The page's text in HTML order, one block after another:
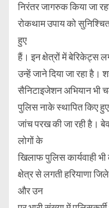
निरंतर जागरुक किया जा
रोकथाम उपाय को
हुए
हैं। इन क्षेत्रों में बेरिकेट्स
उन्हें जाने दिया जा रहा है।
सैनिटाइजेशन अभियान भी
पुलिस नाके स्थापित किए
जांच परख की जा रही है।
लोगों के
खिलाफ पुलिस कार्यवाही
क्षेत्र से लगती हरियाणा
और उन